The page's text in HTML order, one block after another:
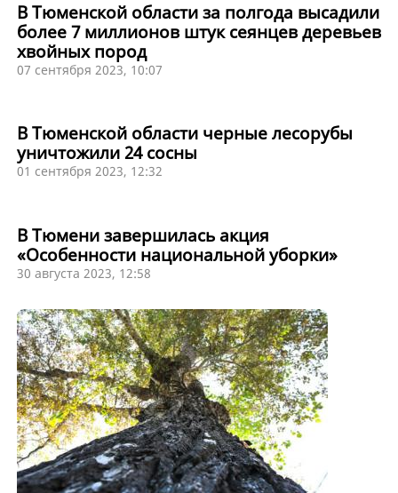
В Тюменской области за полгода высадили
более 7 миллионов штук сеянцев деревьев
хвойных пород
07 сентября 2023, 10:07
В Тюменской области черные лесорубы
уничтожили 24 сосны
01 сентября 2023, 12:32
В Тюмени завершилась акция
«Особенности национальной уборки»
30 августа 2023, 12:58